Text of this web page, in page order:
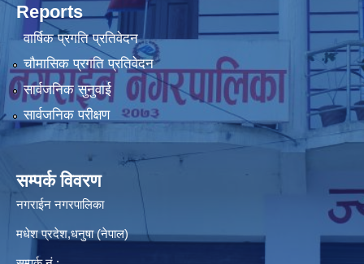
Reports
वार्षिक प्रगति प्रतिवेदन
चौमासिक प्रगति प्रतिवेदन
सार्वजनिक सुनुवाई
सार्वजनिक परीक्षण
सम्पर्क विवरण
नगराईन नगरपालिका
मधेश प्रदेश,धनुषा (नेपाल)